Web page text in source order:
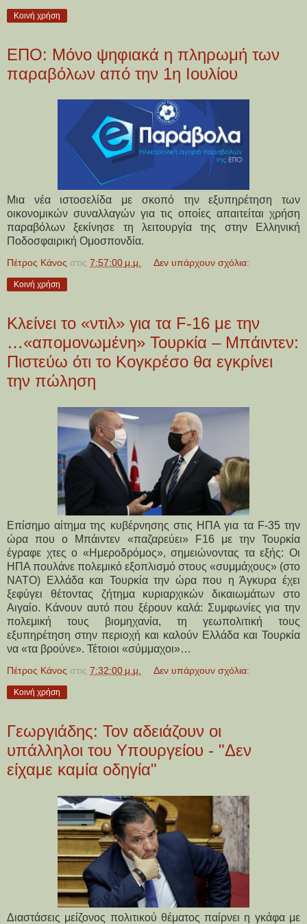
Κοινή χρήση
ΕΠΟ: Μόνο ψηφιακά η πληρωμή των
παραβόλων από την 1η Ιουλίου
Μια νέα ιστοσελίδα με σκοπό την εξυπηρέτηση των
οικονομικών συναλλαγών για τις οποίες απαιτείται χρήση
παραβόλων ξεκίνησε τη λειτουργία της στην Ελληνική
Ποδοσφαιρική Ομοσπονδία.
Πέτρος Κάνος στις 7:57:00 μ.μ. Δεν υπάρχουν σχόλια:
Κοινή χρήση
Κλείνει το «ντιλ» για τα F-16 με την
…«απομονωμένη» Τουρκία – Μπάιντεν:
Πιστεύω ότι το Κογκρέσο θα εγκρίνει
την πώληση
Επίσημο αίτημα της κυβέρνησης στις ΗΠΑ για τα F-35 την
ώρα που ο Μπάιντεν «παζαρεύει» F16 με την Τουρκία
έγραφε χτες ο «Ημεροδρόμος», σημειώνοντας τα εξής: Οι
ΗΠΑ πουλάνε πολεμικό εξοπλισμό στους «συμμάχους» (στο
ΝΑΤΟ) Ελλάδα και Τουρκία την ώρα που η Άγκυρα έχει
ξεφύγει θέτοντας ζήτημα κυριαρχικών δικαιωμάτων στο
Αιγαίο. Κάνουν αυτό που ξέρουν καλά: Συμφωνίες για την
πολεμική τους βιομηχανία, τη γεωπολιτική τους
εξυπηρέτηση στην περιοχή και καλούν Ελλάδα και Τουρκία
να «τα βρούνε». Τέτοιοι «σύμμαχοι»…
Πέτρος Κάνος στις 7:32:00 μ.μ. Δεν υπάρχουν σχόλια:
Κοινή χρήση
Γεωργιάδης: Τον αδειάζουν οι
υπάλληλοι του Υπουργείου - "Δεν
είχαμε καμία οδηγία"
Διαστάσεις μείζονος πολιτικού θέματος παίρνει η γκάφα με